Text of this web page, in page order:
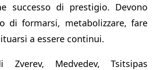
successo di prestigio. Devono
di formarsi, metabolizzare, fare
a essere continui.
Medvedev, Tsitsipas